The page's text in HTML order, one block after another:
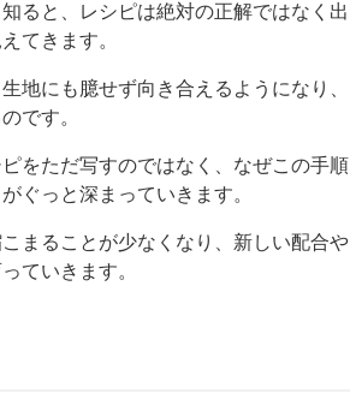
ると、レシピは絶対の正解ではなく出
てきます。
地にも臆せず向き合えるようになり、
です。
をただ写すのではなく、なぜこの手順
ぐっと深まっていきます。
まることが少なくなり、新しい配合や
ていきます。